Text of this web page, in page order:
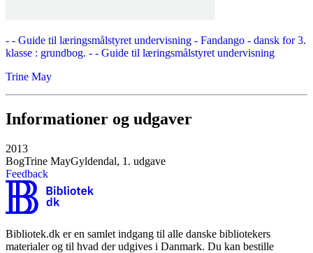
- - Guide til læringsmålstyret undervisning - Fandango - dansk for 3.
klasse : grundbog. - - Guide til læringsmålstyret undervisning
Trine May
Informationer og udgaver
2013
BogTrine MayGyldendal, 1. udgave
Feedback
Bibliotek.dk er en samlet indgang til alle danske bibliotekers
materialer og til hvad der udgives i Danmark. Du kan bestille